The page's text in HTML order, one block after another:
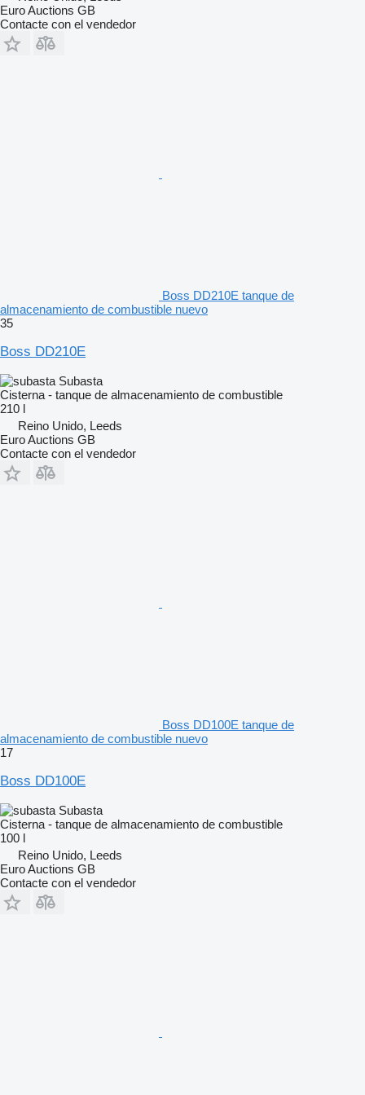
Euro Auctions GB
Contacte con el vendedor
Boss DD210E tanque de
almacenamiento de combustible nuevo
35
Boss DD210E
Subasta
Cisterna - tanque de almacenamiento de combustible
210 l
Reino Unido, Leeds
Euro Auctions GB
Contacte con el vendedor
Boss DD100E tanque de
almacenamiento de combustible nuevo
17
Boss DD100E
Subasta
Cisterna - tanque de almacenamiento de combustible
100 l
Reino Unido, Leeds
Euro Auctions GB
Contacte con el vendedor